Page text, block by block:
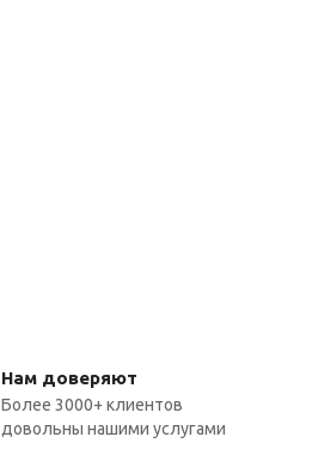
Нам доверяют
Более 3000+ клиентов
довольны нашими услугами